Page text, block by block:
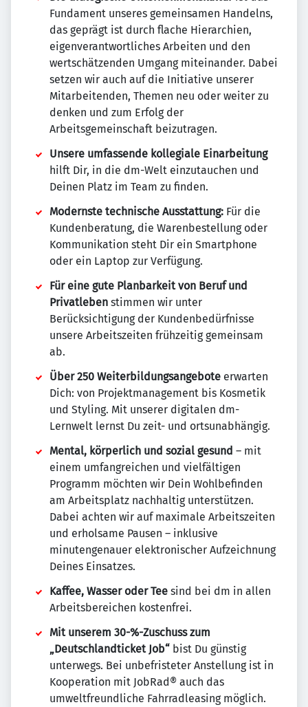
Fundament unseres gemeinsamen Handelns,
das geprägt ist durch flache Hierarchien,
eigenverantwortliches Arbeiten und den
wertschätzenden Umgang miteinander. Dabei
setzen wir auch auf die Initiative unserer
Mitarbeitenden, Themen neu oder weiter zu
denken und zum Erfolg der
Arbeitsgemeinschaft beizutragen.
Unsere umfassende kollegiale Einarbeitung
hilft Dir, in die dm-Welt einzutauchen und
Deinen Platz im Team zu finden.
Modernste technische Ausstattung: Für die
Kundenberatung, die Warenbestellung oder
Kommunikation steht Dir ein Smartphone
oder ein Laptop zur Verfügung.
Für eine gute Planbarkeit von Beruf und
Privatleben stimmen wir unter
Berücksichtigung der Kundenbedürfnisse
unsere Arbeitszeiten frühzeitig gemeinsam
ab.
Über 250 Weiterbildungsangebote erwarten
Dich: von Projektmanagement bis Kosmetik
und Styling. Mit unserer digitalen dm-
Lernwelt lernst Du zeit- und ortsunabhängig.
Mental, körperlich und sozial gesund – mit
einem umfangreichen und vielfältigen
Programm möchten wir Dein Wohlbefinden
am Arbeitsplatz nachhaltig unterstützen.
Dabei achten wir auf maximale Arbeitszeiten
und erholsame Pausen – inklusive
minutengenauer elektronischer Aufzeichnung
Deines Einsatzes.
Kaffee, Wasser oder Tee sind bei dm in allen
Arbeitsbereichen kostenfrei.
Mit unserem 30-%-Zuschuss zum
„Deutschlandticket Job“ bist Du günstig
unterwegs. Bei unbefristeter Anstellung ist in
Kooperation mit JobRad® auch das
umweltfreundliche Fahrradleasing möglich.